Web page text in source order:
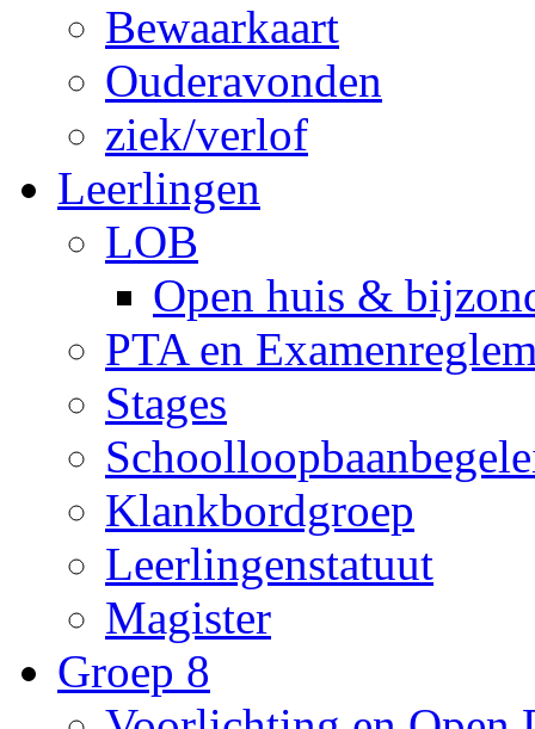
Bewaarkaart
Ouderavonden
ziek/verlof
Leerlingen
LOB
Open huis &
PTA en
Stages
Klankbordgroep
Leerlingenstatuut
Magister
Groep 8